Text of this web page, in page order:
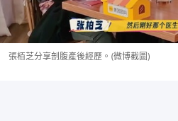
張栢芝分享剖腹產後經歷。(微博截圖)